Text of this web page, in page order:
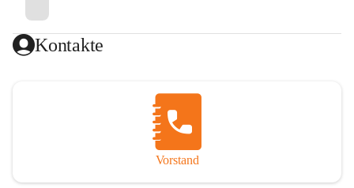
Kontakte
Vorstand